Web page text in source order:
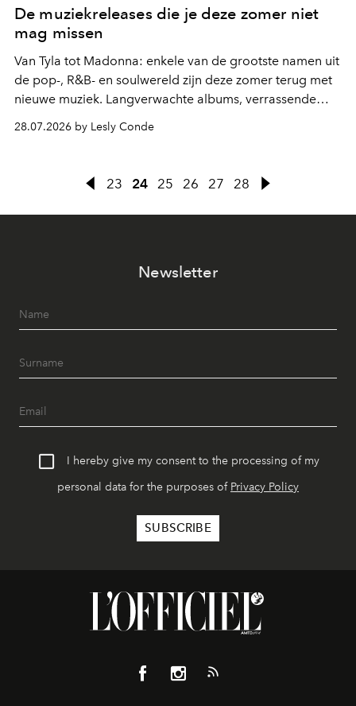
De muziekreleases die je deze zomer niet
mag missen
Van Tyla tot Madonna: enkele van de grootste namen uit
de pop-, R&B- en soulwereld zijn deze zomer terug met
nieuwe muziek. Langverwachte albums, verrassende
de releases die je niet mag missen.
28.07.2026 by Lesly Conde
23 24 25 26 27 28
Newsletter
I hereby give my consent to the processing of my
personal data for the purposes of Privacy Policy